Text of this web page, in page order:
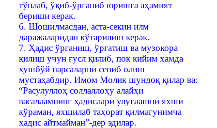
тўплаб, ўқиб-ўрганиб юришга аҳамият
бериши керак.
6. Шошилмасдан, аста-секин илм
даражаларидан кўтарилиш керак.
7. Ҳадис ўрганиш, ўргатиш ва музокора
қилиш учун ғусл қилиб, пок кийим ҳамда
хушбўй нарсаларни сепиб олиш
мустаҳабдир. Имом Молик шундоқ қилар ва:
“Расулуллоҳ соллаллоҳу алайҳи
васалламнинг ҳадислари улуғлашни яхши
кўраман, яхшилаб таҳорат қилмагунимча
ҳадис айтмайман”-дер эдилар.